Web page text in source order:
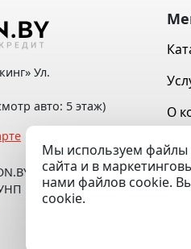
Ул.
авто: 5 этаж)
— Продажа,
192961100 |
О
Мы используем файлы
сайта и в
нами файлов cookie.
cookie.